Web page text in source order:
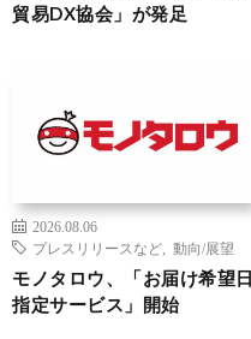
貿易DX協会」が発足
2026.08.06
プレスリリースなど
動向/展望
モノタロウ、「お届け希望日
指定サービス」開始